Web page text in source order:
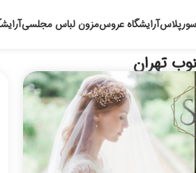
سورپلاسآرایشگاه عروسمزون لباس مجلسی
تهران